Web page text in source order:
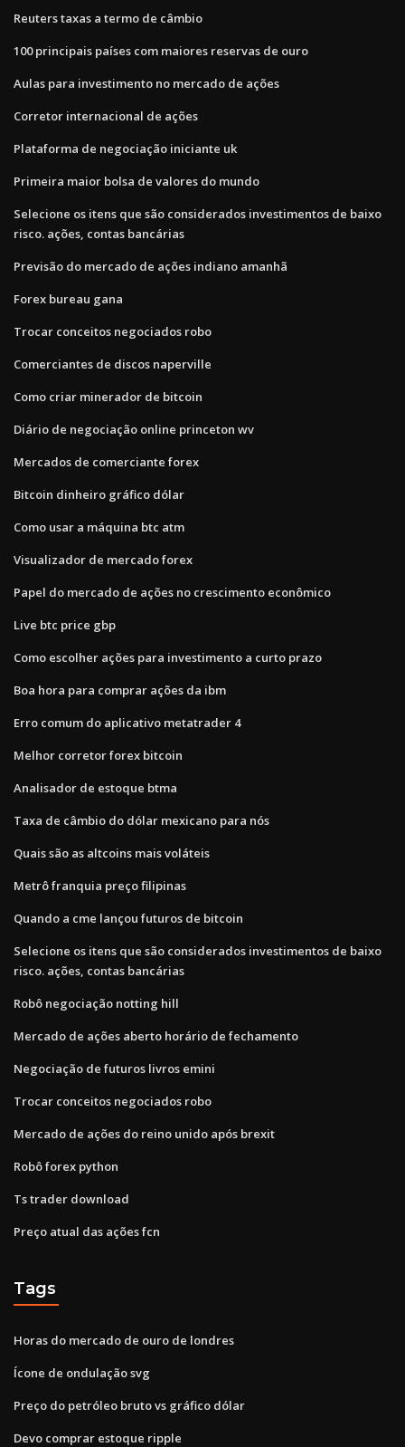
Reuters taxas a termo de câmbio
100 principais países com maiores reservas de ouro
Aulas para investimento no mercado de ações
Corretor internacional de ações
Plataforma de negociação iniciante uk
Primeira maior bolsa de valores do mundo
Selecione os itens que são considerados investimentos de baixo
risco. ações, contas bancárias
Previsão do mercado de ações indiano amanhã
Forex bureau gana
Trocar conceitos negociados robo
Comerciantes de discos naperville
Como criar minerador de bitcoin
Diário de negociação online princeton wv
Mercados de comerciante forex
Bitcoin dinheiro gráfico dólar
Como usar a máquina btc atm
Visualizador de mercado forex
Papel do mercado de ações no crescimento econômico
Live btc price gbp
Como escolher ações para investimento a curto prazo
Boa hora para comprar ações da ibm
Erro comum do aplicativo metatrader 4
Melhor corretor forex bitcoin
Analisador de estoque btma
Taxa de câmbio do dólar mexicano para nós
Quais são as altcoins mais voláteis
Metrô franquia preço filipinas
Quando a cme lançou futuros de bitcoin
Selecione os itens que são considerados investimentos de baixo
risco. ações, contas bancárias
Robô negociação notting hill
Mercado de ações aberto horário de fechamento
Negociação de futuros livros emini
Trocar conceitos negociados robo
Mercado de ações do reino unido após brexit
Robô forex python
Ts trader download
Preço atual das ações fcn
Tags
Horas do mercado de ouro de londres
Ícone de ondulação svg
Preço do petróleo bruto vs gráfico dólar
Devo comprar estoque ripple